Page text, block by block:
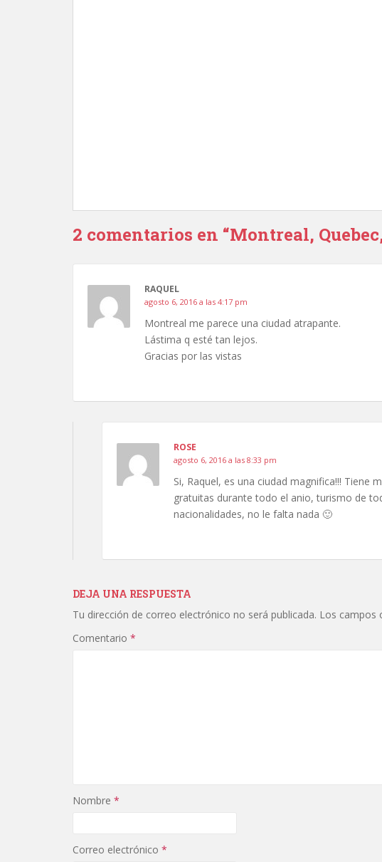
2 comentarios en “Montreal,
RAQUEL
agosto 6, 2016 a las 4:17 pm
Montreal me parece una ciudad atrapante.
Lástima q esté tan lejos.
Gracias por las vistas
ROSE
agosto 6, 2016 a las 8:33 pm
Si, Raquel, es una ciudad magnifica!!! Tiene
gratuitas durante todo el anio, turismo de
nacionalidades, no le falta nada 🙂
DEJA UNA RESPUESTA
Tu dirección de correo electrónico no será publicada. Los campos
Comentario *
Nombre *
Correo electrónico *